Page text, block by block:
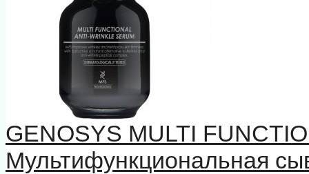
GENOSYS MULTI
Мультифункциональная